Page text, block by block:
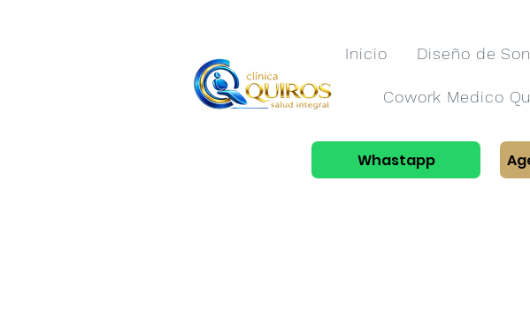
Inicio Diseño de
Cowork Medico
Whastapp